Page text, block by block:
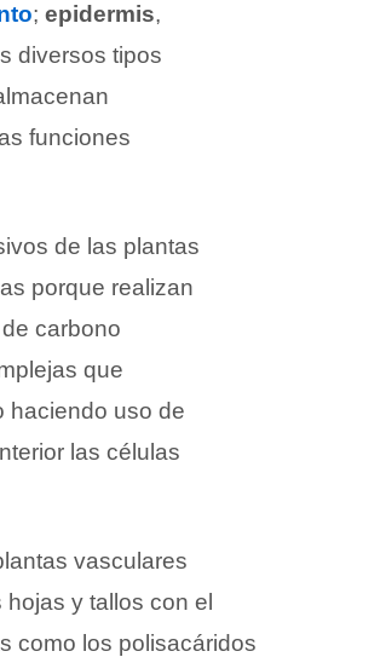
; epidermis,
diversos tipos
funciones
de las plantas
porque realizan
carbono
que
haciendo uso de
las células
vasculares
y tallos con el
como los polisacáridos